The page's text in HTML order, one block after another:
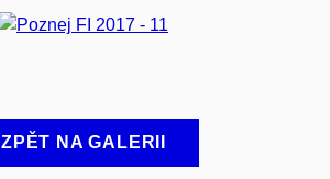
ZPĚT NA GALERII